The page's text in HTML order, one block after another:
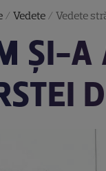
/ Vedete/ Vedete
ȘI-A